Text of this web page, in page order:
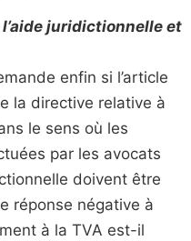
juridictionnelle et
enfin si l’article
la directive relative à
le sens où les
par les avocats
doivent être
réponse négative à
à la TVA est-il